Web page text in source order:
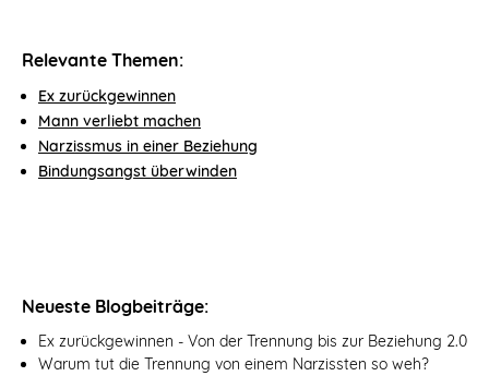
Relevante Themen:
Ex zurückgewinnen
Mann verliebt machen
Narzissmus in einer Beziehung
Bindungsangst überwinden
Neueste Blogbeiträge:
Ex zurückgewinnen - Von der Trennung bis zur Beziehung 2.0
Warum tut die Trennung von einem Narzissten so weh?